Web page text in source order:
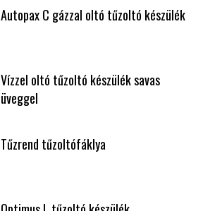
Autopax C gázzal oltó tűzoltó készülék
Vízzel oltó tűzoltó készülék savas
üveggel
Tűzrend tűzoltófáklya